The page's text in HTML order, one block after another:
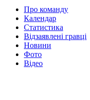
Про команду
Календар
Статистика
Відзаявлені гравці
Новини
Фото
Відео